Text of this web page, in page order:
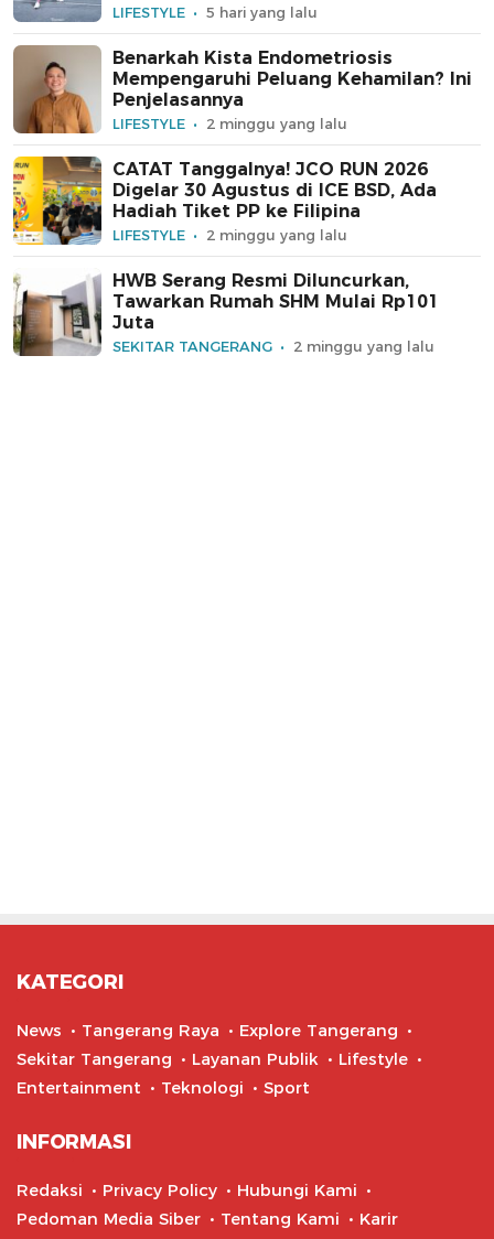
LIFESTYLE 5 hari yang lalu
Benarkah Kista Endometriosis
Mempengaruhi Peluang Kehamilan? Ini
Penjelasannya
LIFESTYLE 2 minggu yang lalu
CATAT Tanggalnya! JCO RUN 2026
Digelar 30 Agustus di ICE BSD, Ada
Hadiah Tiket PP ke Filipina
LIFESTYLE 2 minggu yang lalu
HWB Serang Resmi Diluncurkan,
Tawarkan Rumah SHM Mulai Rp101
Juta
SEKITAR TANGERANG 2 minggu yang lalu
KATEGORI
News Tangerang Raya
Explore Tangerang
Sekitar Tangerang
Layanan Publik
Lifestyle
Entertainment
Teknologi Sport
INFORMASI
Redaksi Privacy Policy
Hubungi Kami
Pedoman Media Siber
Tentang Kami Karir